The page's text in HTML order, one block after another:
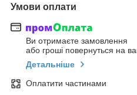
Умови оплати
Ви отримаєте замовлення
або гроші повернуться на
Детальніше
Оплатити частинами